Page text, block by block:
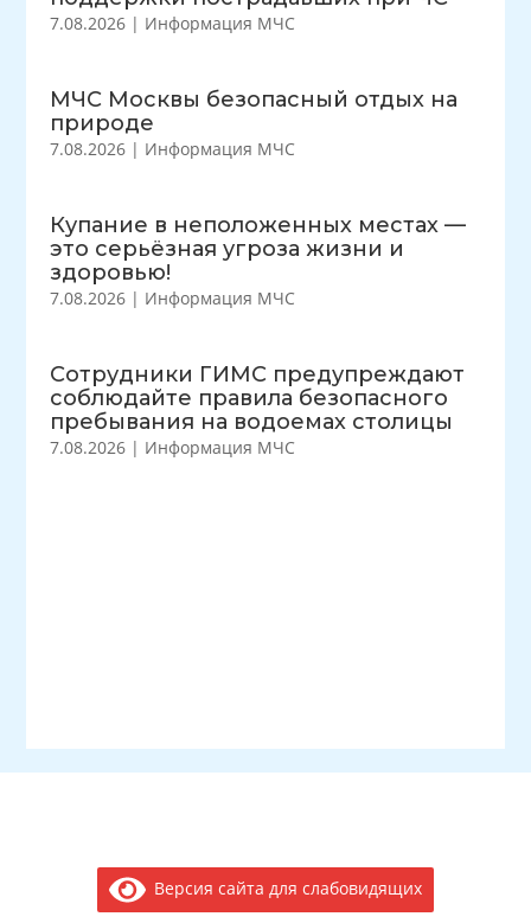
7.08.2026 | Информация МЧС
МЧС Москвы безопасный отдых на
природе
7.08.2026 | Информация МЧС
Купание в неположенных местах —
это серьёзная угроза жизни и
здоровью!
7.08.2026 | Информация МЧС
Сотрудники ГИМС предупреждают
соблюдайте правила безопасного
пребывания на водоемах столицы
7.08.2026 | Информация МЧС
Версия сайта для слабовидящих